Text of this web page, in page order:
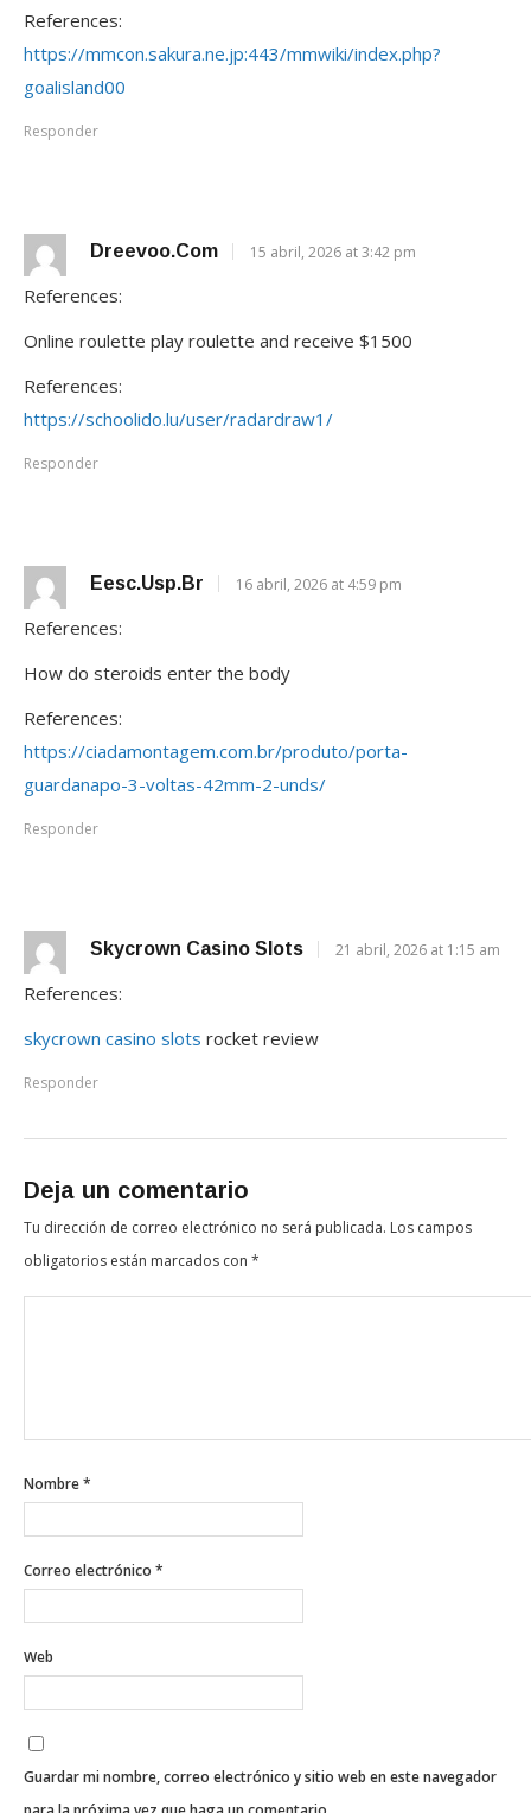
References:
https://mmcon.sakura.ne.jp:443/mmwiki/index.php?
goalisland00
Responder
Dreevoo.com 15 abril, 2026 at 3:42 pm
References:
Online roulette play roulette and receive $1500
References:
https://schoolido.lu/user/radardraw1/
Responder
Eesc.usp.br 16 abril, 2026 at 4:59 pm
References:
How do steroids enter the body
References:
https://ciadamontagem.com.br/produto/porta-
guardanapo-3-voltas-42mm-2-unds/
Responder
Skycrown Casino Slots 21 abril, 2026 at 1:15 am
References:
skycrown casino slots rocket review
Responder
Deja un comentario
Tu dirección de correo electrónico no será publicada. Los campos
obligatorios están marcados con *
Nombre*
Correo electrónico *
Web
Guardar mi nombre, correo electrónico y sitio web en este navegador